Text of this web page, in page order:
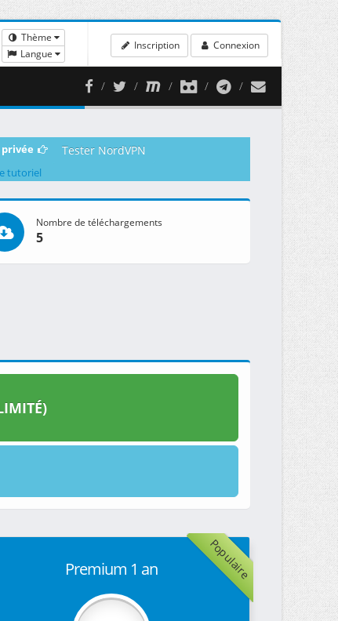
Thème
Langue
Inscription Connexion
Tester NordVPN
tutoriel
Nombre de téléchargements
5
Populaire
Premium 1 an